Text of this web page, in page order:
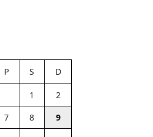
P S D
1
2
7 8
9